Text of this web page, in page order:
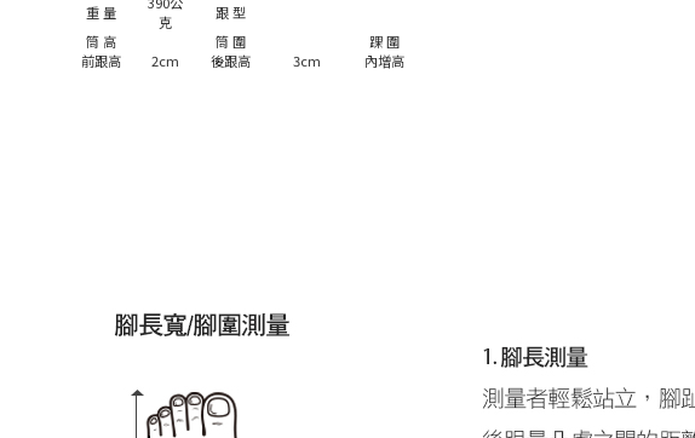
重 量
克
跟 型
筒 高
筒 圍
踝 圍
前跟高
2cm 後跟高 3cm 內增高